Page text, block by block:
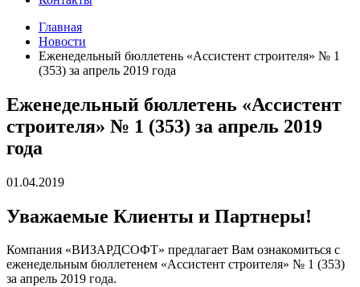
Главная
Новости
Еженедельный бюллетень «Ассистент строителя» № 1
(353) за апрель 2019 года
Еженедельный бюллетень «Ассистент
строителя» № 1 (353) за апрель 2019
года
01.04.2019
Уважаемые Клиенты и Партнеры!
Компания «ВИЗАРДСОФТ» предлагает Вам ознакомиться с
еженедельным бюллетенем «Ассистент строителя» № 1 (353)
за апрель 2019 года.